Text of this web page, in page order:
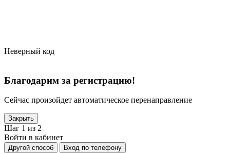
Неверный код
Благодарим за регистрацию!
Сейчас произойдет автоматическое перенаправление
Закрыть
Шаг 1 из 2
Войти в кабинет
Другой способ Вход по телефону